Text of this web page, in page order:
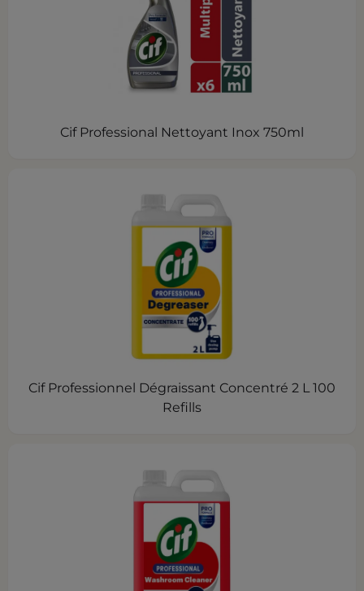
Cif Professional Nettoyant Inox 750ml
Cif Professionnel Dégraissant Concentré 2 L 100
Refills